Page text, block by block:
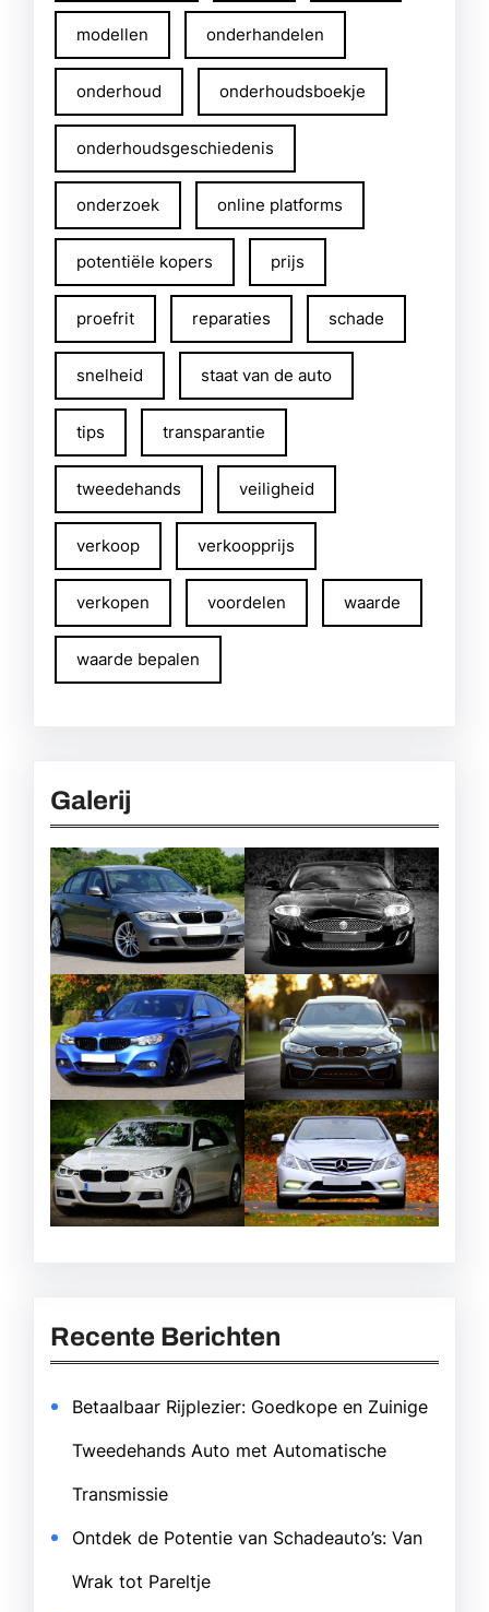
modellen onderhandelen
onderhoud onderhoudsboekje
onderhoudsgeschiedenis
onderzoek online platforms
potentiële kopers prijs
proefrit reparaties schade
snelheid staat van de auto
tips transparantie
tweedehands veiligheid
verkoop verkoopprijs
verkopen voordelen waarde
waarde bepalen
Galerij
Recente Berichten
Betaalbaar Rijplezier: Goedkope en Zuinige
Tweedehands Auto met Automatische
Transmissie
Ontdek de Potentie van Schadeauto’s: Van
Wrak tot Pareltje